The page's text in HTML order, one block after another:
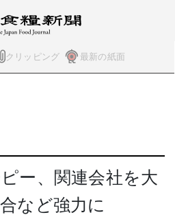
クリッピング 最新の紙面
ピー、関連会社を大
など強力に